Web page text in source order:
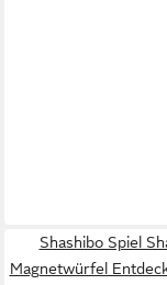
Shashibo Spiel
Magnetwürfel